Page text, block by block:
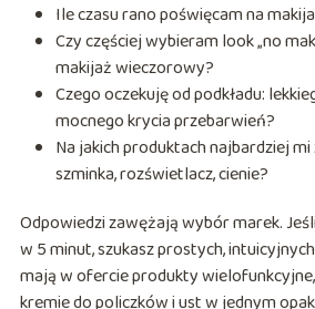
Ile czasu rano poświęcam na
Czy częściej wybieram look „no
makijaż wieczorowy?
Czego oczekuję od podkładu:
mocnego krycia przebarwień?
Na jakich produktach najbardziej mi
szminka, rozświetlacz, cienie?
Odpowiedzi zawężają wybór marek.
w 5 minut, szukasz prostych,
mają w ofercie produkty
kremie do policzków i ust w jednym